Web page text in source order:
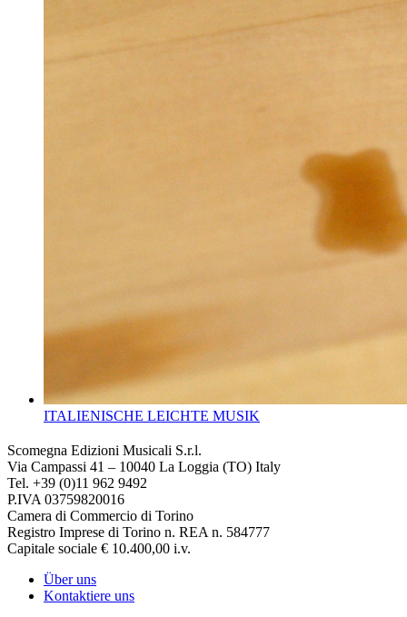
ITALIENISCHE LEICHTE MUSIK
Scomegna Edizioni Musicali S.r.l.
Via Campassi 41 – 10040 La Loggia (TO) Italy
Tel. +39 (0)11 962 9492
P.IVA 03759820016
Camera di Commercio di Torino
Registro Imprese di Torino n. REA n. 584777
Capitale sociale € 10.400,00 i.v.
Über uns
Kontaktiere uns